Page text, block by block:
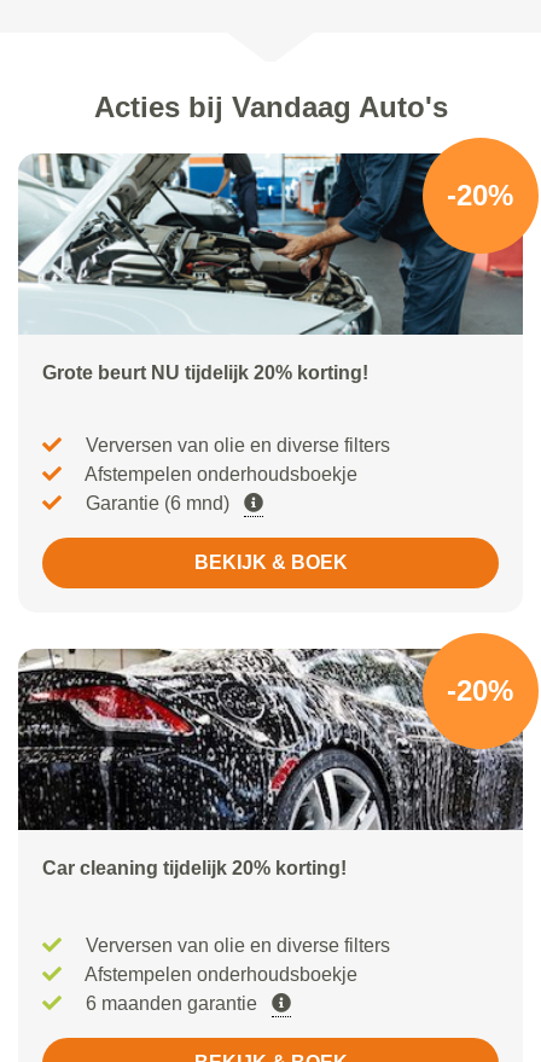
Acties bij Vandaag Auto's
-20%
Grote beurt NU tijdelijk 20% korting!
Verversen van olie en diverse filters
Afstempelen onderhoudsboekje
Garantie (6 mnd)
BEKIJK & BOEK
-20%
Car cleaning tijdelijk 20% korting!
Verversen van olie en diverse filters
Afstempelen onderhoudsboekje
6 maanden garantie